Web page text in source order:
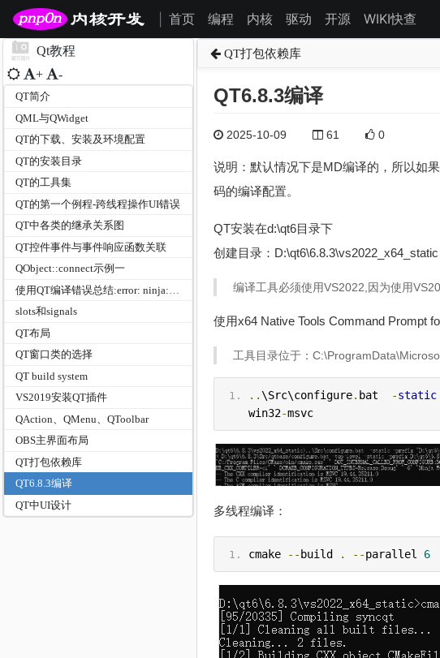
首页 编程 内核 驱动 开源 WIKI快查
Qt教程
+ -
QT简介
QML与QWidget
QT的下载、安装及环境配置
QT的安装目录
QT的工具集
QT的第一个例程-跨线程操作UI错误
QT中各类的继承关系图
QT控件事件与事件响应函数关联
QObject::connect示例一
slots和signals
QT布局
QT窗口类的选择
QT build system
VS2019安装QT插件
QAction、QMenu、QToolbar
OBS主界面布局
QT打包依赖库
QT6.8.3编译
QT中UI设计
QT打包依赖库
QT6.8.3编译
2025-10-09 61 0
说明：默认情况下是MD编译的，所以如
码的编译配置。
QT安装在d:\qt6目录下
创建目录：D:\qt6\6.8.3\vs2022_x64_static
编译工具必须使用VS2022,因为使用
使用x64 Native Tools Command Prompt
工具目录位于：
..\Src\configure. bat -static
win32-msvc
多线程编译：
cmake -- build . --parallel 6